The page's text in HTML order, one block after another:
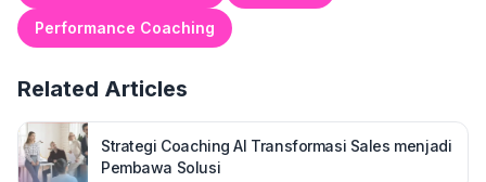
Performance Coaching
Related Articles
Strategi Coaching AI Transformasi Sales menjadi
Pembawa Solusi